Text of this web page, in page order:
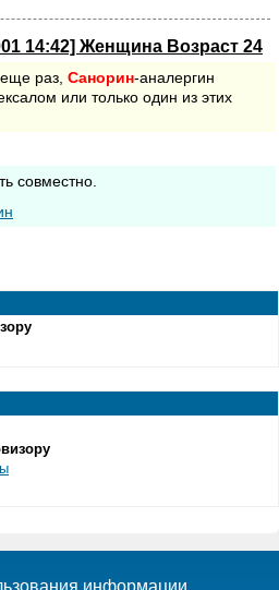
14:42] Женщина Возраст 24
раз, Санорин-аналергин
или только один из этих
совместно.
информации